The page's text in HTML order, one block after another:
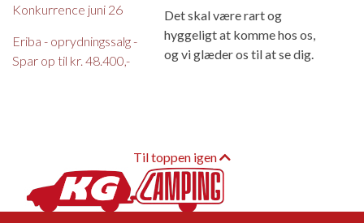
Konkurrence juni 26
Eriba - oprydningssalg -
Spar op til kr. 48.400,-
Det skal være rart og
hyggeligt at komme hos os,
og vi glæder os til at se dig.
Til toppen igen